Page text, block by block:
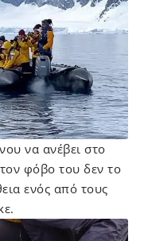
να ανέβει στο
φόβο του δεν το
ενός από τους